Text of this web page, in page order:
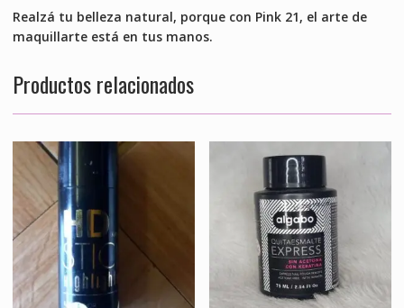
Realzá tu belleza natural, porque con Pink 21, el arte de
maquillarte está en tus manos.
Productos relacionados